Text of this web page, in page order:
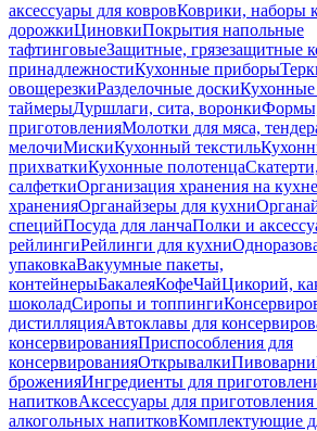
аксессуары для ковровКоврики, наборы
дорожкиЦиновкиПокрытия напольные
тафтинговыеЗащитные, грязезащитные
принадлежностиКухонные приборы
овощерезкиРазделочные доски
таймерыДуршлаги, сита, воронки
приготовленияМолотки для мяса,
мелочиМискиКухонный текстиль
прихваткиКухонные полотенца
салфеткиОрганизация хранения на кухне
храненияОрганайзеры для кухни
специйПосуда для ланчаПолки и
рейлингиРейлинги для кухни
упаковкаВакуумные пакеты,
контейнерыБакалеяКофеЧайЦикорий,
шоколадСиропы и топпинги
дистилляцияАвтоклавы для
консервированияПриспособления для
консервированияОткрывалкиПивоварни
броженияИнгредиенты для
напитковАксессуары для
алкогольных напитковКомплектующие